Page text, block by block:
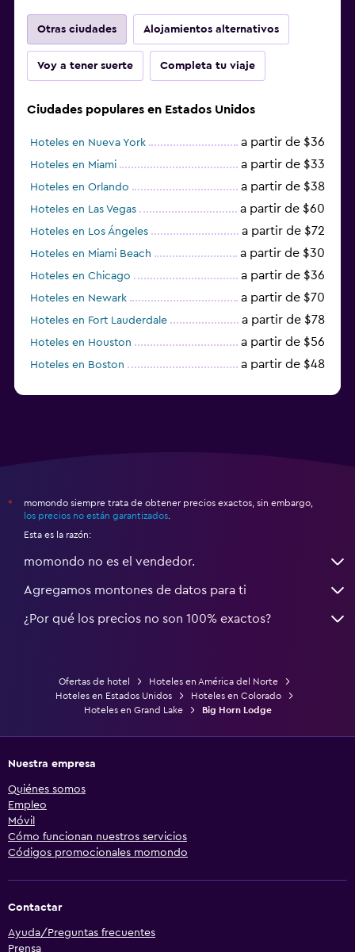
Otras ciudades Alojamientos alternativos
Voy a tener suerte Completa tu viaje
Ciudades populares en Estados Unidos
Hoteles en Nueva York a partir de $36
Hoteles en Miami a partir de $33
Hoteles en Orlando a partir de $38
Hoteles en Las Vegas a partir de $60
Hoteles en Los Ángeles a partir de $72
Hoteles en Miami Beach a partir de $30
Hoteles en Chicago a partir de $36
Hoteles en Newark a partir de $70
Hoteles en Fort Lauderdale a partir de $78
Hoteles en Houston a partir de $56
Hoteles en Boston a partir de $48
*
momondo siempre trata de obtener precios exactos, sin embargo,
los precios no están garantizados
Esta es la razón:
momondo no es el vendedor.
Agregamos montones de datos para ti
¿Por qué los precios no son 100% exactos?
Ofertas de hotel
Hoteles en América del Norte
Hoteles en Estados Unidos
Hoteles en Colorado
Hoteles en Grand Lake
Big Horn Lodge
Nuestra empresa
Quiénes somos
Empleo
Móvil
Cómo funcionan nuestros servicios
Códigos promocionales momondo
Contactar
Ayuda/Preguntas frecuentes
Prensa